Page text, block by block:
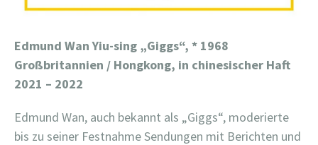
Edmund Wan Yiu-sing „Giggs“, * 1968
Großbritannien / Hongkong, in chinesischer Haft
2021 – 2022
Edmund Wan, auch bekannt als „Giggs“, moderierte
bis zu seiner Festnahme Sendungen mit Berichten und